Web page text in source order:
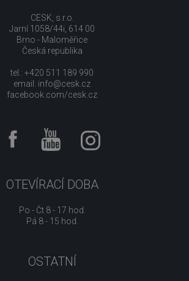
CESK, s.r.o.
Jarní 1058/44i, 614 00
Brno - Maloměřice
Česká republika
tel.: +420 511 189 990
email: info@cesk.cz
facebook.com/cesk.cz
OTEVÍRACÍ DOBA
Po - Čt 8 - 17 hod.
Pá 8 - 15 hod.
OSTATNÍ